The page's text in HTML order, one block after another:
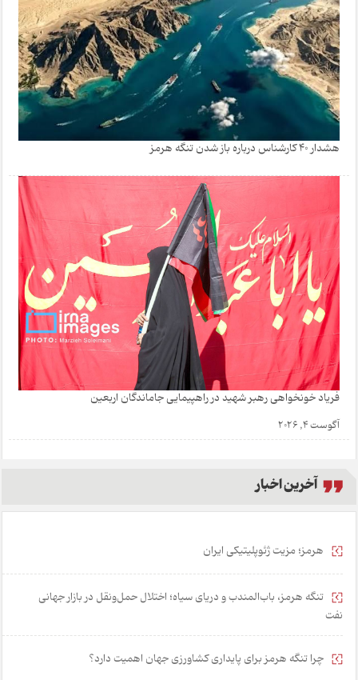
هشدار 40 کارشناس درباره باز شدن تنگه هرمز
فریاد خونخواهی رهبر شهید در راهپیمایی جاماندگان اربعین
آگوست 4, 2026
آخرین اخبار
هرمز؛ مزیت ژئوپلیتیکی ایران
تنگه هرمز، باب‌المندب و دریای سیاه؛ اختلال حمل‌ونقل در بازار جهانی
نفت
چرا تنگه هرمز برای پایداری کشاورزی جهان اهمیت دارد؟